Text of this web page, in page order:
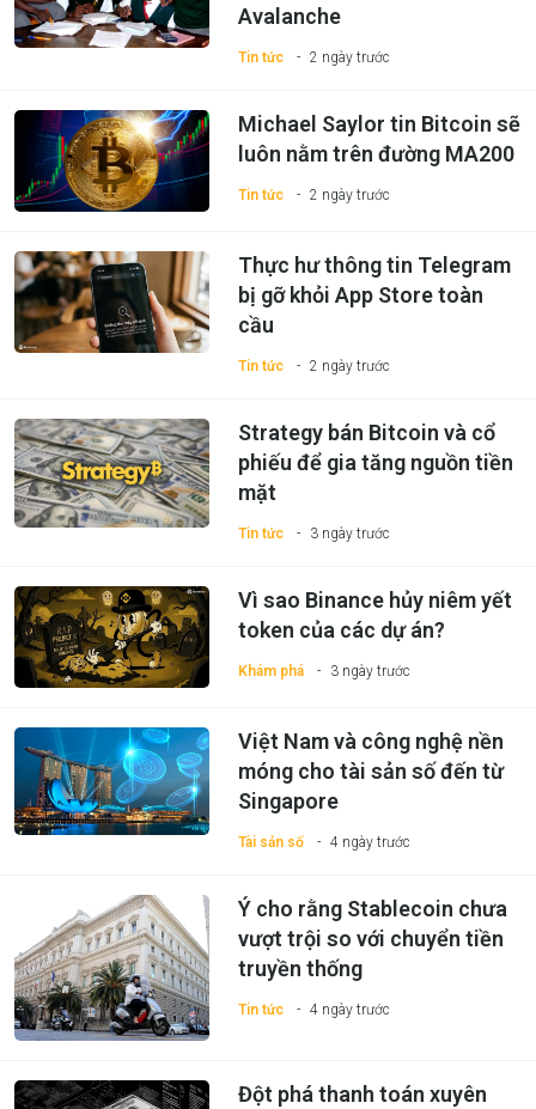
Tin tức 2 ngày trước
Avalanche
Tin tức 2 ngày trước
Michael Saylor tin Bitcoin sẽ
luôn nằm trên đường MA200
Tin tức 2 ngày trước
Thực hư thông tin Telegram
bị gỡ khỏi App Store toàn
cầu
Tin tức 3 ngày trước
Strategy bán Bitcoin và cổ
phiếu để gia tăng nguồn tiền
mặt
Khám phá 3 ngày trước
Vì sao Binance hủy niêm yết
token của các dự án?
Tài sản số 4 ngày trước
Việt Nam và công nghệ nền
móng cho tài sản số đến từ
Singapore
Tin tức 4 ngày trước
Ý cho rằng Stablecoin chưa
vượt trội so với chuyển tiền
truyền thống
Đột phá thanh toán xuyên